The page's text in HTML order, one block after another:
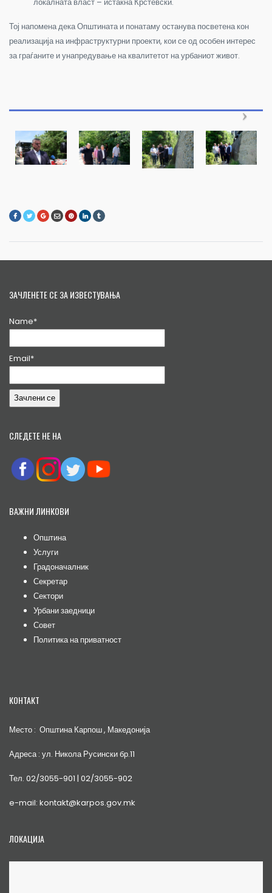
Тој напомена дека Општината и понатаму останува посветена кон
реализација на инфраструктурни проекти, кои се од особен интерес
за граѓаните и унапредување на квалитетот на урбаниот живот.
ЗАЧЛЕНЕТЕ СЕ ЗА ИЗВЕСТУВАЊА
Name*
Email*
СЛЕДЕТЕ НЕ НА
ВАЖНИ ЛИНКОВИ
Општина
Услуги
Градоначалник
Секретар
Сектори
Урбани заедници
Совет
Политика на приватност
КОНТАКТ
Место : Општина Карпош , Македонија
Адреса : ул. Никола Русински бр.11
Тел. 02/3055-901 | 02/3055-902
e-mail: kontakt@karpos.gov.mk
ЛОКАЦИЈА